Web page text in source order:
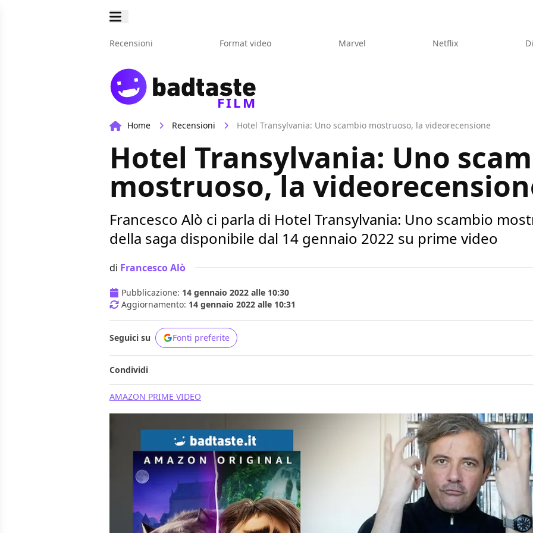
Recensioni Format video Marvel Netflix
FILM
Home Recensioni Hotel Transylvania: Uno scambio mostruoso, la videorecensione
Hotel Transylvania: Uno
mostruoso, la
Francesco Alò ci parla di Hotel Transylvania: Uno scambio
della saga disponibile dal 14 gennaio 2022 su prime video
di Francesco Alò
Pubblicazione: 14 gennaio 2022 alle 10:30
Aggiornamento: 14 gennaio 2022 alle 10:31
Seguici su Fonti preferite
Condividi
AMAZON PRIME VIDEO